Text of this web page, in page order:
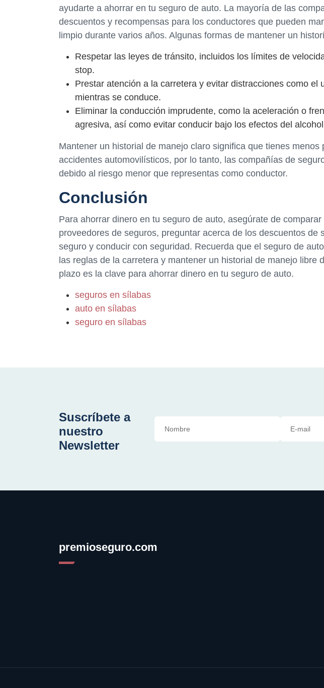
ayudarte a ahorrar en tu seguro de auto. La mayoría de las
descuentos y recompensas para los conductores que pueden
limpio durante varios años. Algunas formas de mantener un
Respetar las leyes de tránsito, incluidos los límites de
stop.
Prestar atención a la carretera y evitar distracciones como el
mientras se conduce.
Eliminar la conducción imprudente, como la aceleración o
agresiva, así como evitar conducir bajo los efectos del
Mantener un historial de manejo claro significa que tienes menos
accidentes automovilísticos, por lo tanto, las compañías de
debido al riesgo menor que representas como conductor.
Conclusión
Para ahorrar dinero en tu seguro de auto, asegúrate de
proveedores de seguros, preguntar acerca de los descuentos de
seguro y conducir con seguridad. Recuerda que el seguro de
las reglas de la carretera y mantener un historial de manejo libre
plazo es la clave para ahorrar dinero en tu seguro de auto.
seguros en sílabas
auto en sílabas
seguro en sílabas
Suscríbete a
nuestro
Newsletter
premioseguro.com